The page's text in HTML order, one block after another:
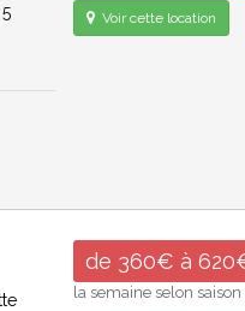
Voir cette location
de 360€ à
la semaine selon saison